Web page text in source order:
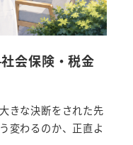
会保険・税金
きな決断をされた先
変わるのか、正直よ